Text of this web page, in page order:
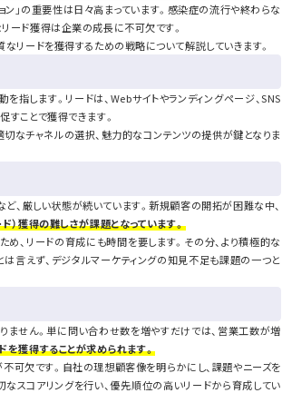
」の重要性は日々高まっています。感染症の流行や終わらな
ード獲得は企業の成長に不可欠です。
リードを獲得するための戦略について解説していきます。
指します。リードは、Webサイトやランディングページ、SNS
すことで獲得できます。
なチャネルの選択、魅力的なコンテンツの提供が鍵となりま
、厳しい状態が続いています。新規顧客の開拓が困難な中、
）獲得の難しさが課題となっています。
、リードの育成にも時間を要します。その分、より積極的な
言えず、デジタルマーケティングの知見不足も課題の一つと
ません。単に問い合わせ数を増やすだけでは、営業工数が増
を獲得することが求められます。
可欠です。自社の理想顧客像を明らかにし、課題やニーズを
スコアリングを行い、優先順位の高いリードから育成してい